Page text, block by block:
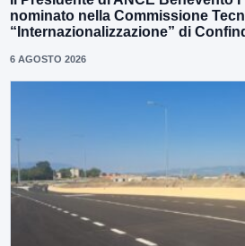
nominato nella Commissione
“Internazionalizzazione” di
6 AGOSTO 2026